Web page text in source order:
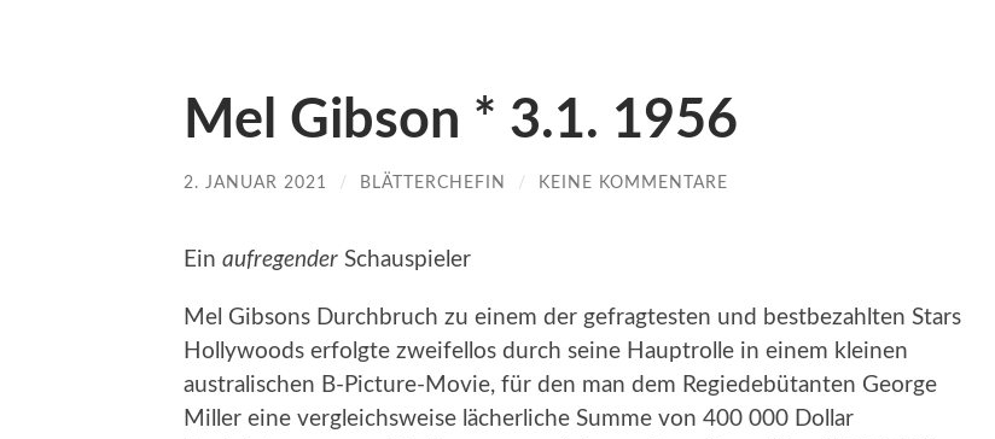
Mel Gibson * 3.1. 1956
2. JANUAR 2021 / BLÄTTERCHEFIN / KEINE KOMMENTARE
Ein aufregender Schauspieler
Mel Gibsons Durchbruch zu einem der gefragtesten und bestbezahlten Stars
Hollywoods erfolgte zweifellos durch seine Hauptrolle in einem kleinen
australischen B-Picture-Movie, für den man dem Regiedebütanten George
Miller eine vergleichsweise lächerliche Summe von 400 000 Dollar